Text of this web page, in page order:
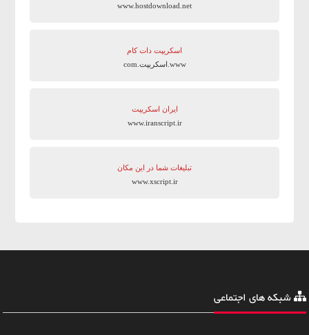
www.hostdownload.net
اسکریپت دات کام
www.اسکریپت.com
ایران اسکریپت
www.iranscript.ir
تبلیغات شما در این مکان
www.xscript.ir
شبکه های اجتماعی